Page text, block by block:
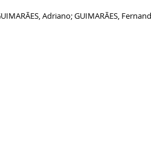
Adriano; GUIMARÃES,